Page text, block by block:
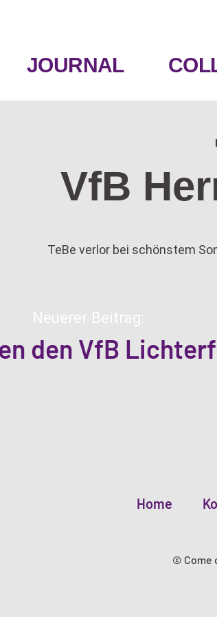
JOURNAL
VfB
TeBe verlor bei schönstem
Neuerer Beitrag:
den VfB
Home
© Come